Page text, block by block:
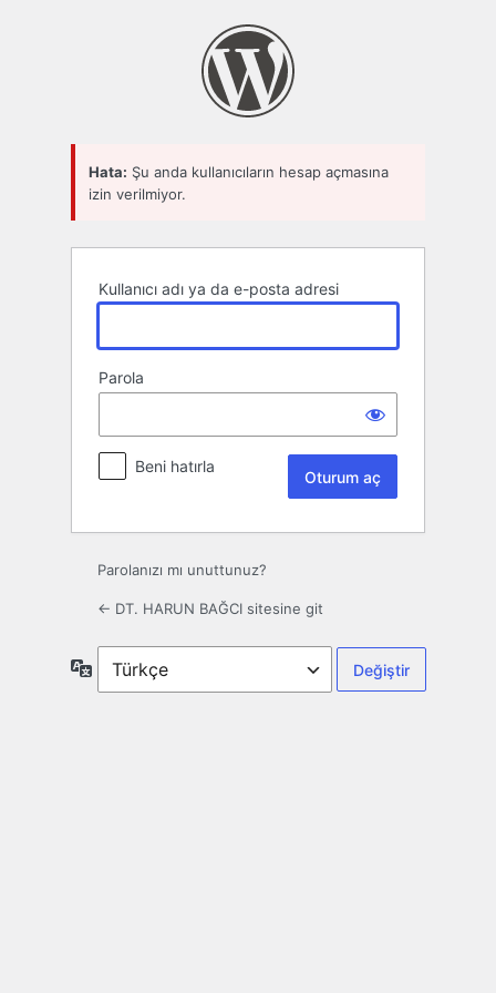
Hata: Şu anda kullanıcıların hesap açmasına
izin verilmiyor.
Kullanıcı adı ya da e-posta adresi
Parola
Beni hatırla
Parolanızı mı unuttunuz?
← DT. HARUN BAĞCI sitesine git
Dil